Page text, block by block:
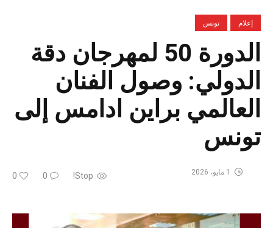
إعلام تونس
الدورة 50 لمهرجان دقة
الدولي: وصول الفنان
العالمي براين ادامس إلى
تونس
Stop!
0
0 1 مايو، 2026